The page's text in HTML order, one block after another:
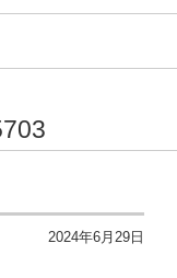
2024年6月29日